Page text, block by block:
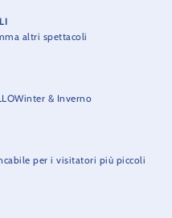
altri spettacoli
& Inverno
per i visitatori più piccoli